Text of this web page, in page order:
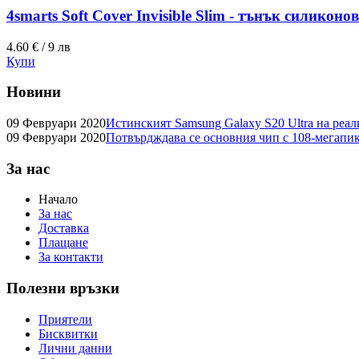
4smarts Soft Cover Invisible Slim - тънък
4.60 € / 9 лв
Купи
Новини
09 Февруари 2020Истинският Samsung Galaxy S20 Ultra на
09 Февруари 2020Потвърдждава се основния чип с 108-
За нас
Начало
За нас
Доставка
Плащане
За контакти
Полезни връзки
Приятели
Бисквитки
Лични данни